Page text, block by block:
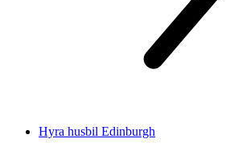
Hyra husbil Edinburgh